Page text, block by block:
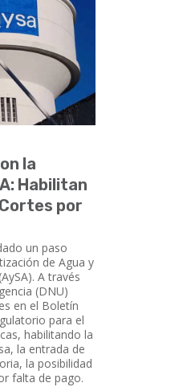
la
Habilitan
por
un paso
de Agua y
A través
(DNU)
en el Boletín
para el
habilitando la
la entrada de
la posibilidad
falta de pago.